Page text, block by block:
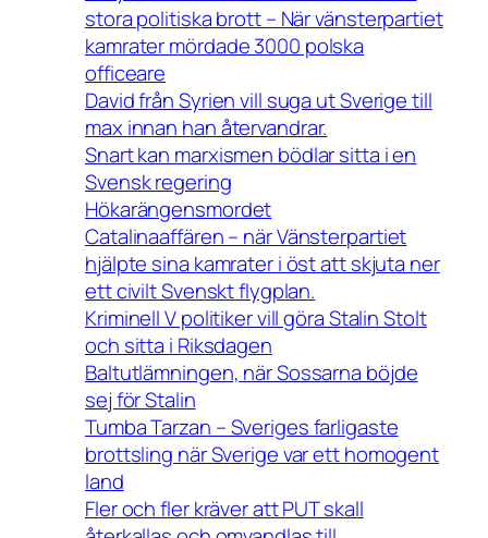
stora politiska brott – När vänsterpartiet
kamrater mördade 3000 polska
officeare
David från Syrien vill suga ut Sverige till
max innan han återvandrar.
Snart kan marxismen bödlar sitta i en
Svensk regering
Hökarängensmordet
Catalinaaffären – när Vänsterpartiet
hjälpte sina kamrater i öst att skjuta ner
ett civilt Svenskt flygplan.
Kriminell V politiker vill göra Stalin Stolt
och sitta i Riksdagen
Baltutlämningen, när Sossarna böjde
sej för Stalin
Tumba Tarzan – Sveriges farligaste
brottsling när Sverige var ett homogent
land
Fler och fler kräver att PUT skall